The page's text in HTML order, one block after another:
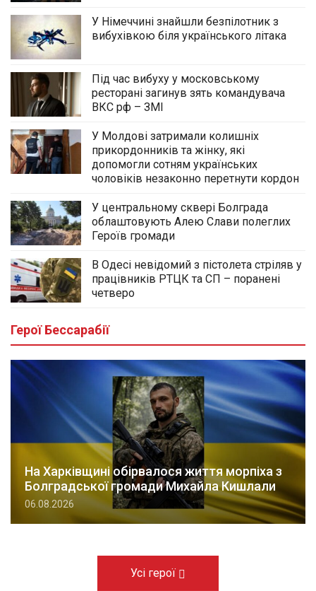
У Німеччині знайшли безпілотник з
вибухівкою біля українського літака
Під час вибуху у московському
ресторані загинув зять командувача
ВКС рф – ЗМІ
У Молдові затримали колишніх
прикордонників та жінку, які
допомогли сотням українських
чоловіків незаконно перетнути кордон
У центральному сквері Болграда
облаштовують Алею Слави полеглих
Героїв громади
В Одесі невідомий з пістолета стріляв у
працівників РТЦК та СП – поранені
четверо
Герої Бессарабії
На Харківщині обірвалося життя морпіха з
Болградської громади Михайла Кишлали
06.08.2026
Усі герої